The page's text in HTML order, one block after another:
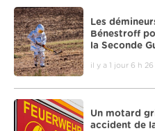
Les
Bénestroff
la Seconde
il y a 1 jour 6 h
Un motard
accident de